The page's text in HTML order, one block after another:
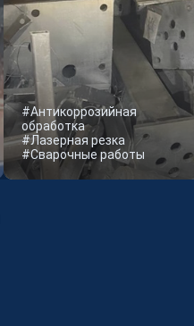
#Антикоррозийная
обработка
#Лазерная резка
#Сварочные работы